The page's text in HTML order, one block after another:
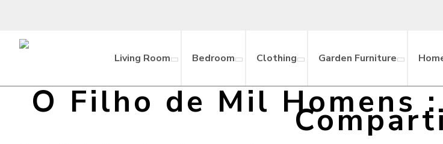
Living Room Bedroom Clothing Garden Furniture
O Filho de Mil Homens